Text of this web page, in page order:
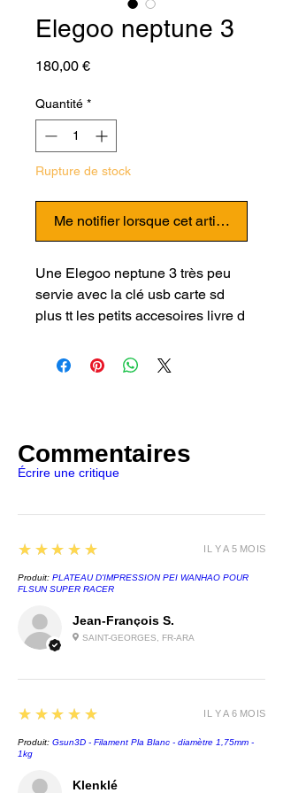
Elegoo neptune 3
180,00 €Prix
Quantité *
Rupture de stock
Me notifier lorsque cet article est
Une Elegoo neptune 3 très peu
servie avec la clé usb carte sd
plus tt les petits accesoires livre d
Elegoo Neptune 3
neuve ici.
Commentaires
Écrire une critique
Jean-François S.
SAINT-GEORGES, FR-ARA
5
★★★★★
Produit: PLATEAU D'IMPRESSION PEI WANHAO POUR
FLSUN SUPER RACER
IL Y A 5 MOIS
Klenklé
5
★★★★★
Produit: Gsun3D - Filament Pla Blanc - diamètre 1,75mm -
1kg
IL Y A 6 MOIS